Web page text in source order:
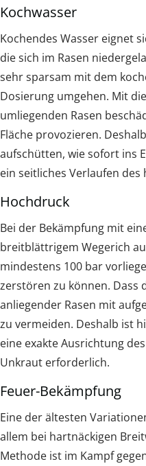
Kochwasser
Kochendes Wasser eignet
die sich im Rasen
sehr sparsam mit dem
Dosierung umgehen. Mit
umliegenden Rasen
Fläche provozieren.
aufschütten, wie sofort ins
ein seitliches Verlaufen
Hochdruck
Bei der Bekämpfung mit
breitblättrigem Wegerich
mindestens 100 bar
zerstören zu können. Dass
anliegender Rasen mit
zu vermeiden. Deshalb ist
eine exakte Ausrichtung
Unkraut erforderlich.
Feuer-Bekämpfung
Eine der ältesten
allem bei hartnäckigen
Methode ist im Kampf